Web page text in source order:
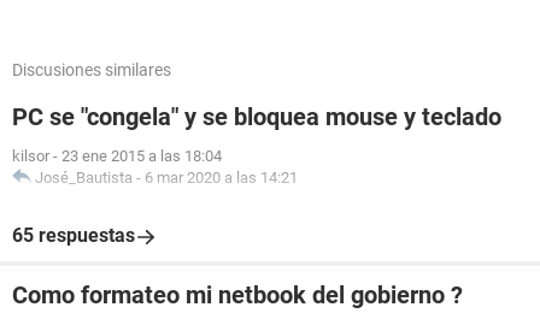
Discusiones similares
PC se "congela" y se bloquea mouse y teclado
kilsor - 23 ene 2015 a las 18:04
José_Bautista - 6 mar 2020 a las 14:21
65 respuestas
Como formateo mi netbook del gobierno ?